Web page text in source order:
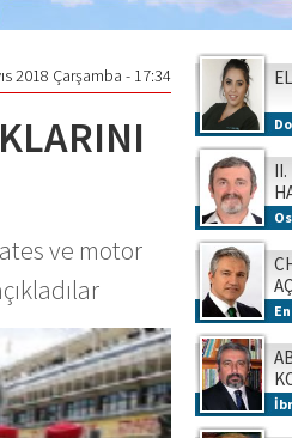
2018 Çarşamba - 17:34
ve motor
II.